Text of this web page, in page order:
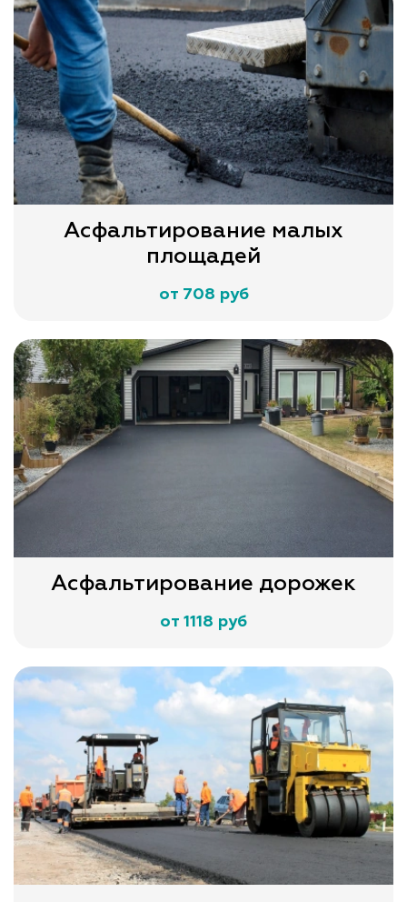
Асфальтирование малых
площадей
от 708 руб
Асфальтирование дорожек
от 1118 руб